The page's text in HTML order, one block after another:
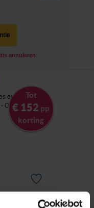
annuleren
Tot
€ 152 pp
korting
aan de piste in